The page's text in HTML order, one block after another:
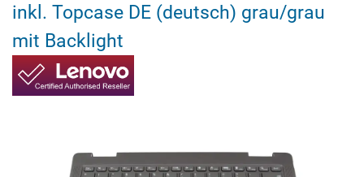
inkl. Topcase DE (deutsch) grau/grau
mit Backlight